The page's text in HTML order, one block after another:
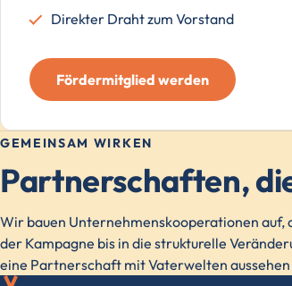
Direkter Draht zum Vorstand
Fördermitglied werden
GEMEINSAM WIRKEN
Partnerschaften,
Wir bauen Unternehmenskooperationen
der Kampagne bis in die strukturelle
eine Partnerschaft mit Vaterwelten